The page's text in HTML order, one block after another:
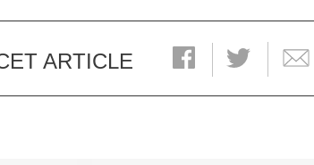
ARTICLE